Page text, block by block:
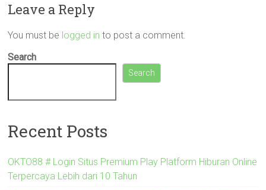
Leave a Reply
You must be logged in to post a comment.
Search
Search
Recent Posts
OKTO88 # Login Situs Premium Play Platform Hiburan Online
Terpercaya Lebih dari 10 Tahun